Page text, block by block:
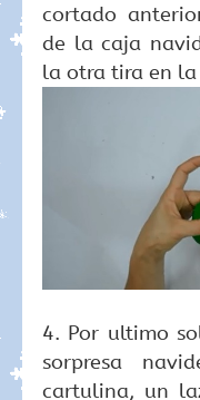
cortado
de la caja
la otra tira en
4. Por ultimo
sorpresa
cartulina, un